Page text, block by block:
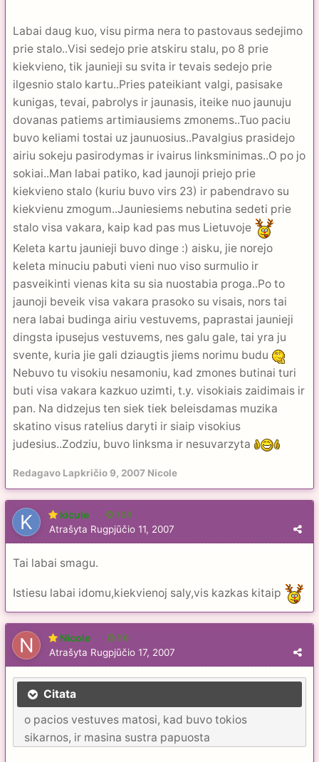
Labai daug kuo, visu pirma nera to pastovaus sedejimo
prie stalo..Visi sedejo prie atskiru stalu, po 8 prie
kiekvieno, tik jaunieji su svita ir tevais sedejo prie
ilgesnio stalo kartu..Pries pateikiant valgi, pasisake
kunigas, tevai, pabrolys ir jaunasis, iteike nuo jaunuju
dovanas patiems artimiausiems zmonems..Tuo paciu
buvo keliami tostai uz jaunuosius..Pavalgius prasidejo
airiu sokeju pasirodymas ir ivairus linksminimas..O po jo
sokiai..Man labai patiko, kad jaunoji priejo prie
kiekvieno stalo (kuriu buvo virs 23) ir pabendravo su
kiekvienu zmogum..Jauniesiems nebutina sedeti prie
stalo visa vakara, kaip kad pas mus Lietuvoje
Keleta kartu jaunieji buvo dinge :) aisku, jie norejo
keleta minuciu pabuti vieni nuo viso surmulio ir
pasveikinti vienas kita su sia nuostabia proga..Po to
jaunoji beveik visa vakara prasoko su visais, nors tai
nera labai budinga airiu vestuvems, paprastai jaunieji
dingsta ipusejus vestuvems, nes galu gale, tai yra ju
svente, kuria jie gali dziaugtis jiems norimu budu
Nebuvo tu visokiu nesamoniu, kad zmones butinai turi
buti visa vakara kazkuo uzimti, t.y. visokiais zaidimais ir
pan. Na didzejus ten siek tiek beleisdamas muzika
skatino visus ratelius daryti ir siaip visokius
judesius..Zodziu, buvo linksma ir nesuvarzyta
Redagavo Lapkričio 9, 2007 Nicole
kicule 104
Atrašyta Rugpjūčio 11, 2007
Tai labai smagu.
Istiesu labai idomu,kiekvienoj saly,vis kazkas kitaip
Nicole 56
Atrašyta Rugpjūčio 17, 2007
Citata
o pacios vestuves matosi, kad buvo tokios
sikarnos, ir masina sustra papuosta